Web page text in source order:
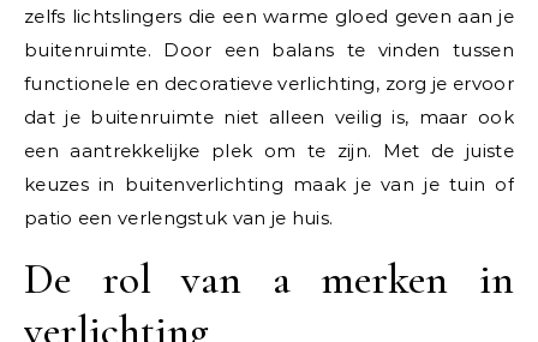
zelfs lichtslingers die een warme gloed geven aan je
buitenruimte. Door een balans te vinden tussen
functionele en decoratieve verlichting, zorg je ervoor
dat je buitenruimte niet alleen veilig is, maar ook
een aantrekkelijke plek om te zijn. Met de juiste
keuzes in buitenverlichting maak je van je tuin of
patio een verlengstuk van je huis.
De rol van a merken in
verlichting